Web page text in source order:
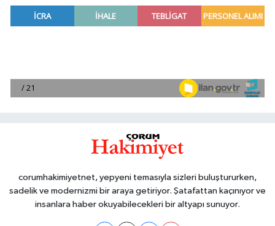
corumhakimiyetnet, yepyeni temasıyla sizleri buluştururken,
sadelik ve modernizmi bir araya getiriyor. Şatafattan kaçınıyor ve
insanlara haber okuyabilecekleri bir altyapı sunuyor.